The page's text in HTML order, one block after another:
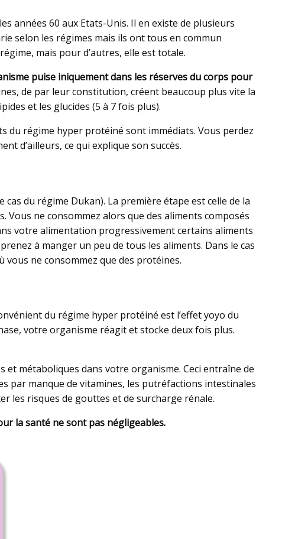
années 60 aux Etats-Unis. Il en existe de plusieurs
selon les régimes mais ils ont tous en commun
mais pour d’autres, elle est totale.
puise iniquement dans les réserves du corps pour
de par leur constitution, créent beaucoup plus vite la
et les glucides (5 à 7 fois plus).
du régime hyper protéiné sont immédiats. Vous perdez
d’ailleurs, ce qui explique son succès.
du régime Dukan). La première étape est celle de la
ne consommez alors que des aliments composés
votre alimentation progressivement certains aliments
à manger un peu de tous les aliments. Dans le cas
ne consommez que des protéines.
du régime hyper protéiné est l’effet yoyo du
votre organisme réagit et stocke deux fois plus.
et métaboliques dans votre organisme. Ceci entraîne de
par manque de vitamines, les putréfactions intestinales
les risques de gouttes et de surcharge rénale.
la santé ne sont pas négligeables.